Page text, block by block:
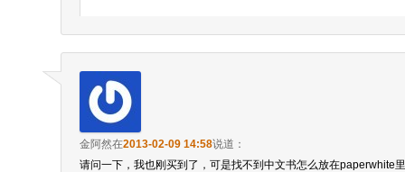
金阿然在2013-02-09 14:58说道：
请问一下，我也刚买到了，可是找不到中文书怎么放在paperwhite